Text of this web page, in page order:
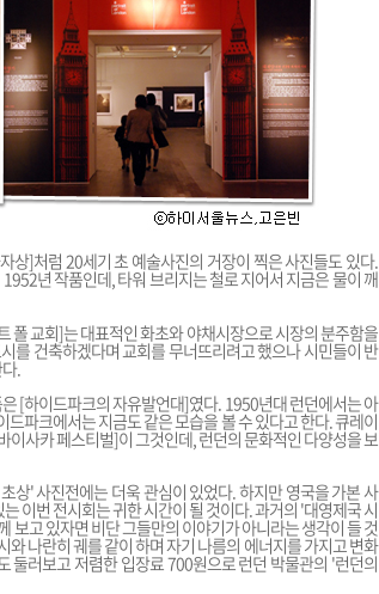
상]처럼 20세기 초 예술사진의 거장이 찍은 사진들도 있다.
년 작품인데, 타워 브리지는 철로 지어서 지금은 물이 깨
폴 교회]는 대표적인 화초와 야채시장으로 시장의 분주함을
를 건축하겠다며 교회를 무너뜨리려고 했으나 시민들이 반
.
[하이드파크의 자유발언대]였다. 1950년대 런던에서는 아
파크에서는 지금도 같은 모습을 볼 수 있다고 한다. 큐레이
사카 페스티벌]이 그것인데, 런던의 문화적인 다양성을 보
상' 사진전에는 더욱 관심이 있었다. 하지만 영국을 가본 사
이번 전시회는 귀한 시간이 될 것이다. 과거의 '대영제국 시
고 있자면 비단 그들만의 이야기가 아니라는 생각이 들 것
나란히 궤를 같이 하며 자기 나름의 에너지를 가지고 변화
둘러보고 저렴한 입장료 700원으로 런던 박물관의 '런던의